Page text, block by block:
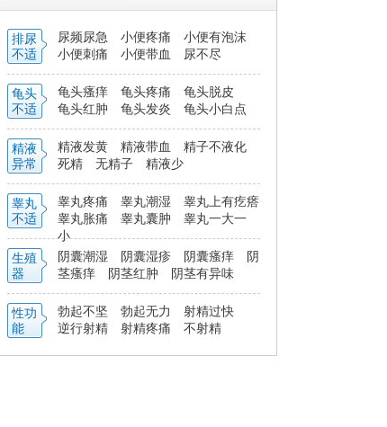
排尿
不适
尿频尿急 小便疼痛
小便有泡沫
小便刺痛
小便带血 尿不尽
龟头
不适
龟头瘙痒 龟头疼痛
龟头脱皮
龟头红肿
龟头发炎 龟头小白点
精液
异常
精液发黄 精液带血
精子不液化
死精
无精子 精液少
睾丸
不适
睾丸疼痛 睾丸潮湿
睾丸上有疙瘩
睾丸胀痛
睾丸囊肿
睾丸一大一
小
生殖
器
阴囊潮湿 阴囊湿疹 阴囊瘙痒
阴
茎瘙痒
阴茎红肿 阴茎有异味
性功
能
勃起不坚 勃起无力
射精过快
逆行射精
射精疼痛 不射精